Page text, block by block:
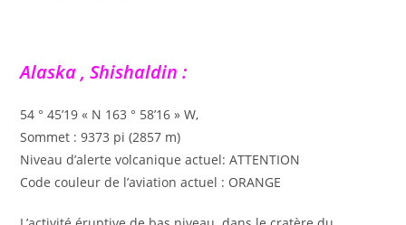
Alaska , Shishaldin :
54 ° 45’19 « N 163 ° 58’16 » W,
Sommet : 9373 pi (2857 m)
Niveau d’alerte volcanique actuel: ATTENTION
Code couleur de l’aviation actuel : ORANGE